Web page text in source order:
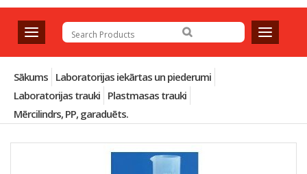
T
o
g
g
e
n
v
T
o
g
v
Sākums Laboratorijas iekārtas un piederumi
Laboratorijas trauki Plastmasas trauki
Mērcilindrs, PP, garaduēts.